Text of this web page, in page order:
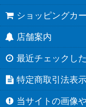
ショッピングカ
店舗案内
最近チェックし
特定商取引法表
当サイトの画像